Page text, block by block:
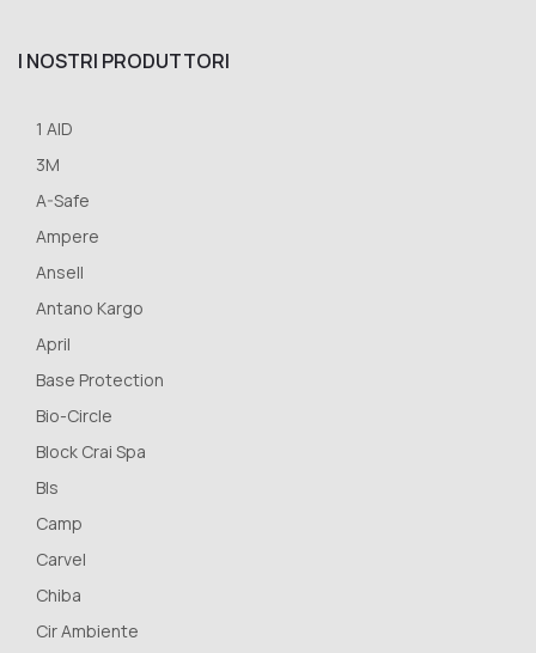
I NOSTRI PRODUTTORI
1 AID
3M
A-Safe
Ampere
Ansell
Antano Kargo
April
Base Protection
Bio-Circle
Block Crai Spa
Bls
Camp
Carvel
Chiba
Cir Ambiente